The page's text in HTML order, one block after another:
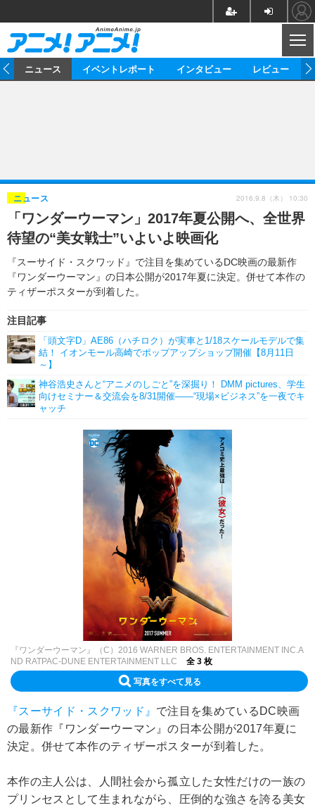
ゲーム グッズ
イベント
海外イベント ビジネス
俳優・タレント アーティスト
ビジネス
アニメ 実写
書評 イベント
ゲーム 座談会
動画
アニメ！アニメ！TV ABEMA Cafe
ニュース イベントレポート インタビュー レビュー
「ワンダーウーマン」2017年夏公開へ、全世界
待望の“美女戦士”いよいよ映画化
『スーサイド・スクワッド』で注目を集めているDC映画の最新作
『ワンダーウーマン』の日本公開が2017年夏に決定。併せて本作の
ティザーポスターが到着した。
ニュース
注目記事
「頭文字D」AE86（ハチロク）が実車と1/18スケールモデルで集
結！ イオンモール高崎でポップアップショップ開催【8月11日
～】
神谷浩史さんと“アニメのしごと”を深掘り！ DMM pictures、学生
向けセミナー＆交流会を8/31開催――“現場×ビジネス”を一夜でキ
ャッチ
2016.9.8（木） 10:30
『ワンダーウーマン』（C）2016 WARNER BROS. ENTERTAINMENT INC.A
ND RATPAC-DUNE ENTERTAINMENT LLC
全 3 枚
写真をすべて見る
『スーサイド・スクワッド』 で注目を集めているDC映画
の最新作『ワンダーウーマン』の日本公開が2017年夏に
決定。併せて本作のティザーポスターが到着した。
本作の主人公は、人間社会から孤立した女性だけの一族の
プリンセスとして生まれながら、圧倒的な強さを誇る美女